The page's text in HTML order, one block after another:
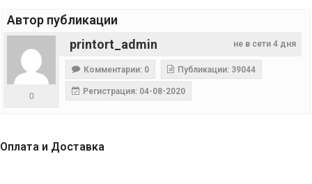
Автор публикации
не в сети 4 дня
printort_admin
0
Комментарии: 0 Публикации: 39044
Регистрация: 04-08-2020
Оплата и Доставка